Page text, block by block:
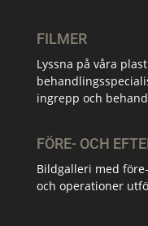
FILMER
Lyssna på våra
ingrepp och
FÖRE- OCH
Bildgalleri med
och operationer